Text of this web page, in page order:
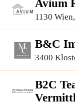
Avium
1130
B&C
3400
B2C